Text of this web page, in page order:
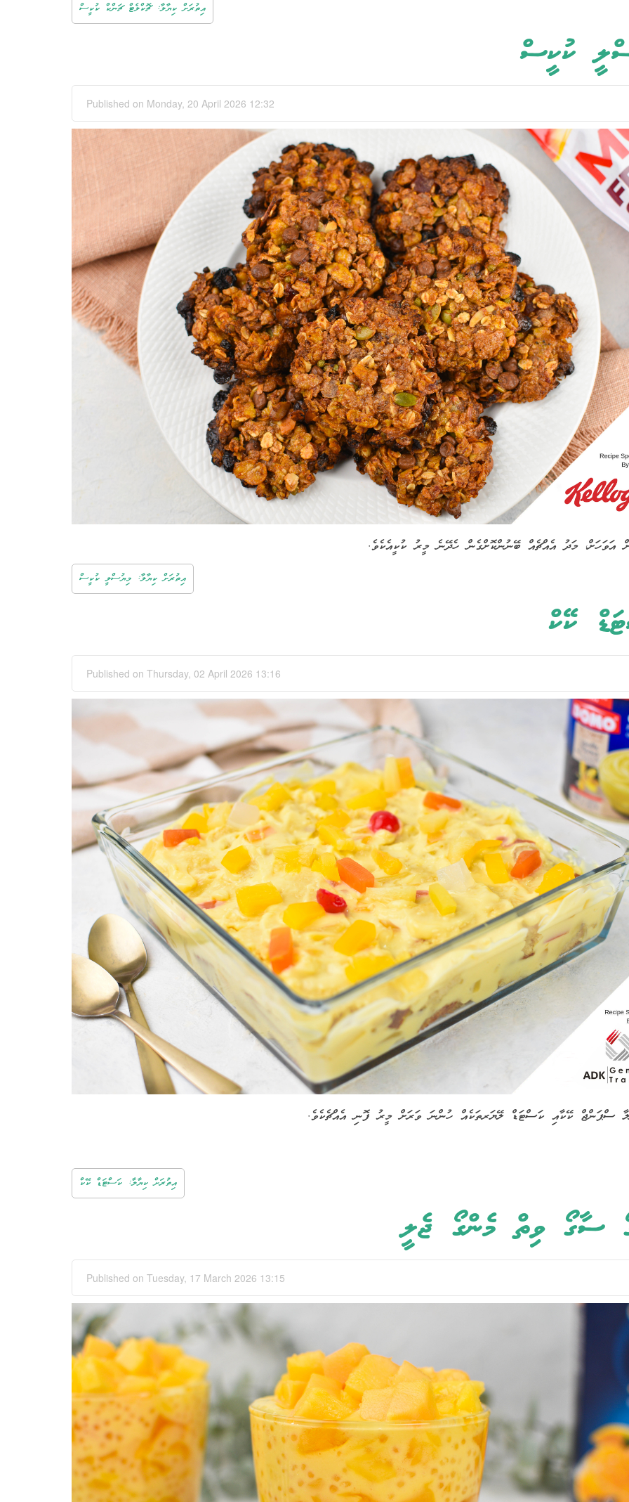
އިތުރަށް ކިޔާލާ: ޗޮކްލެޓް ޗަންކް ކުކީސް
ކުކީސް
Published on Monday, 20 April 2026 12:32
އަވަހަށް، މަދު އެއްޗެއް ބޭނުންކޮށްގެން ހެދޭނެ މީރު ކުކީއެކެވެ.
އިތުރަށް ކިޔާލާ: މިޔުސްލީ ކުކީސް
ކޭކް
Published on Thursday, 02 April 2026 13:16
ސްޕަންޖް ކޭކާއި ކަސްޓަޑް ލޭޔަރތަކެއް ހުންނަ ވަރަށް މީރު ފޮނި އެއްޗެކެވެ.
އިތުރަށް ކިޔާލާ: ކަސްޓަޑް ކޭކް
ސާގޯ ވިތް މެންގޯ ޖެލީ
Published on Tuesday, 17 March 2026 13:15